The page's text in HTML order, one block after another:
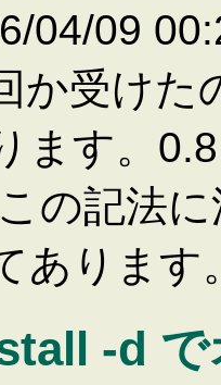
04/09
か受けた
ます。
の記法
あります
-d で